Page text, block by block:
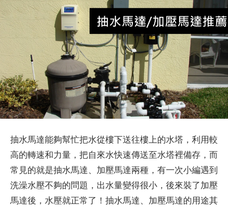
抽水馬達能夠幫忙把水從樓下送往樓上的水塔，利用較
高的轉速和力量，把自來水快速傳送至水塔裡備存，而
常見的就是抽水馬達、加壓馬達兩種，有一次小編遇到
洗澡水壓不夠的問題，出水量變得很小，後來裝了加壓
馬達後，水壓就正常了！抽水馬達、加壓馬達的用途其